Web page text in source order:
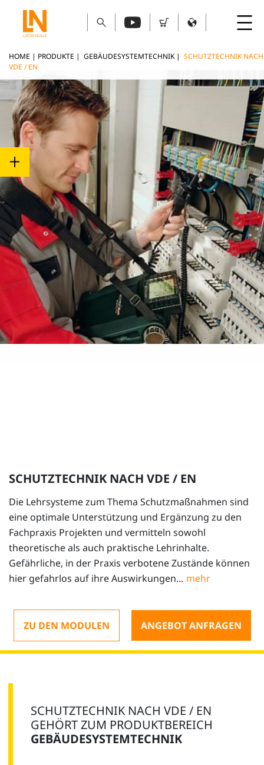
HOME | PRODUKTE | GEBÄUDESYSTEMTECHNIK | SCHUTZTECHNIK NACH
VDE / EN
SCHUTZTECHNIK NACH VDE / EN
Die Lehrsysteme zum Thema Schutzmaßnahmen sind
eine optimale Unterstützung und Ergänzung zu den
Fachpraxis Projekten und vermitteln sowohl
theoretische als auch praktische Lehrinhalte.
Gefährliche, in der Praxis verbotene Zustände können
hier gefahrlos auf ihre Auswirkungen...
ZU DEN MODULEN ANGEBOT ANFRAGEN
SCHUTZTECHNIK NACH VDE / EN
GEHÖRT ZUM PRODUKTBEREICH
GEBÄUDESYSTEMTECHNIK